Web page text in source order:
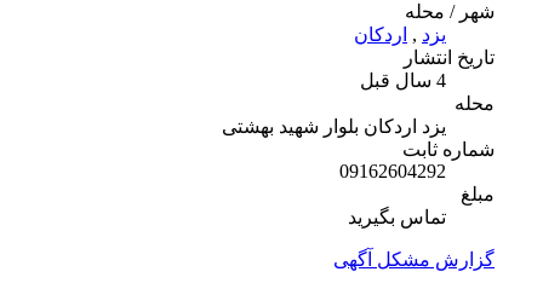
شهر / محله
اردکان
تاریخ انتشار
یزد اردکان بلوار شهید بهشتی
شماره ثابت
09162604292
تماس بگیرید
گزارش مشکل آگهی